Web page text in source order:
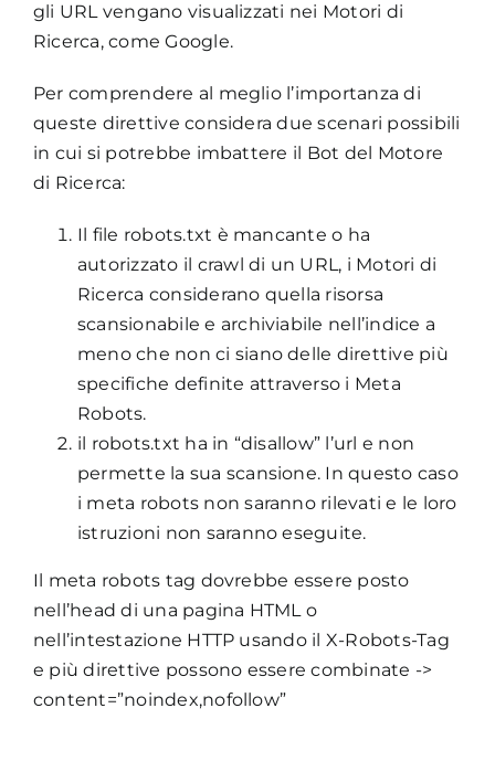
gli URL vengano visualizzati nei Motori di
Ricerca, come Google.
Per comprendere al meglio l’importanza di
queste direttive considera due scenari possibili
in cui si potrebbe imbattere il Bot del Motore
di Ricerca:
Il file robots.txt è mancante o ha
autorizzato il crawl di un URL, i Motori di
Ricerca considerano quella risorsa
scansionabile e archiviabile nell’indice a
meno che non ci siano delle direttive più
specifiche definite attraverso i Meta
Robots.
il robots.txt ha in “disallow” l’url e non
permette la sua scansione. In questo caso
i meta robots non saranno rilevati e le loro
istruzioni non saranno eseguite.
Il meta robots tag dovrebbe essere posto
nell’head di una pagina HTML o
nell’intestazione HTTP usando il X-Robots-Tag
e più direttive possono essere combinate ->
content=”noindex,nofollow”